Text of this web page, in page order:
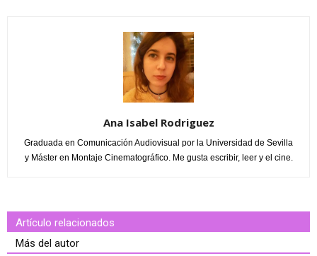
Ana Isabel Rodriguez
Graduada en Comunicación Audiovisual por la Universidad de Sevilla
y Máster en Montaje Cinematográfico. Me gusta escribir, leer y el cine.
Artículo relacionados
Más del autor